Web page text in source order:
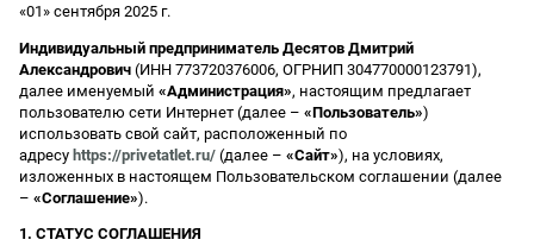
«01» сентября 2025 г.
Индивидуальный предприниматель Десятов Дмитрий
Александрович (ИНН 773720376006, ОГРНИП 304770000123791),
далее именуемый «Администрация», настоящим предлагает
пользователю сети Интернет (далее – «Пользователь»)
использовать свой сайт, расположенный по
адресу https://privetatlet.ru/ (далее – «Сайт»), на условиях,
изложенных в настоящем Пользовательском соглашении (далее
– «Соглашение»).
1. СТАТУС СОГЛАШЕНИЯ